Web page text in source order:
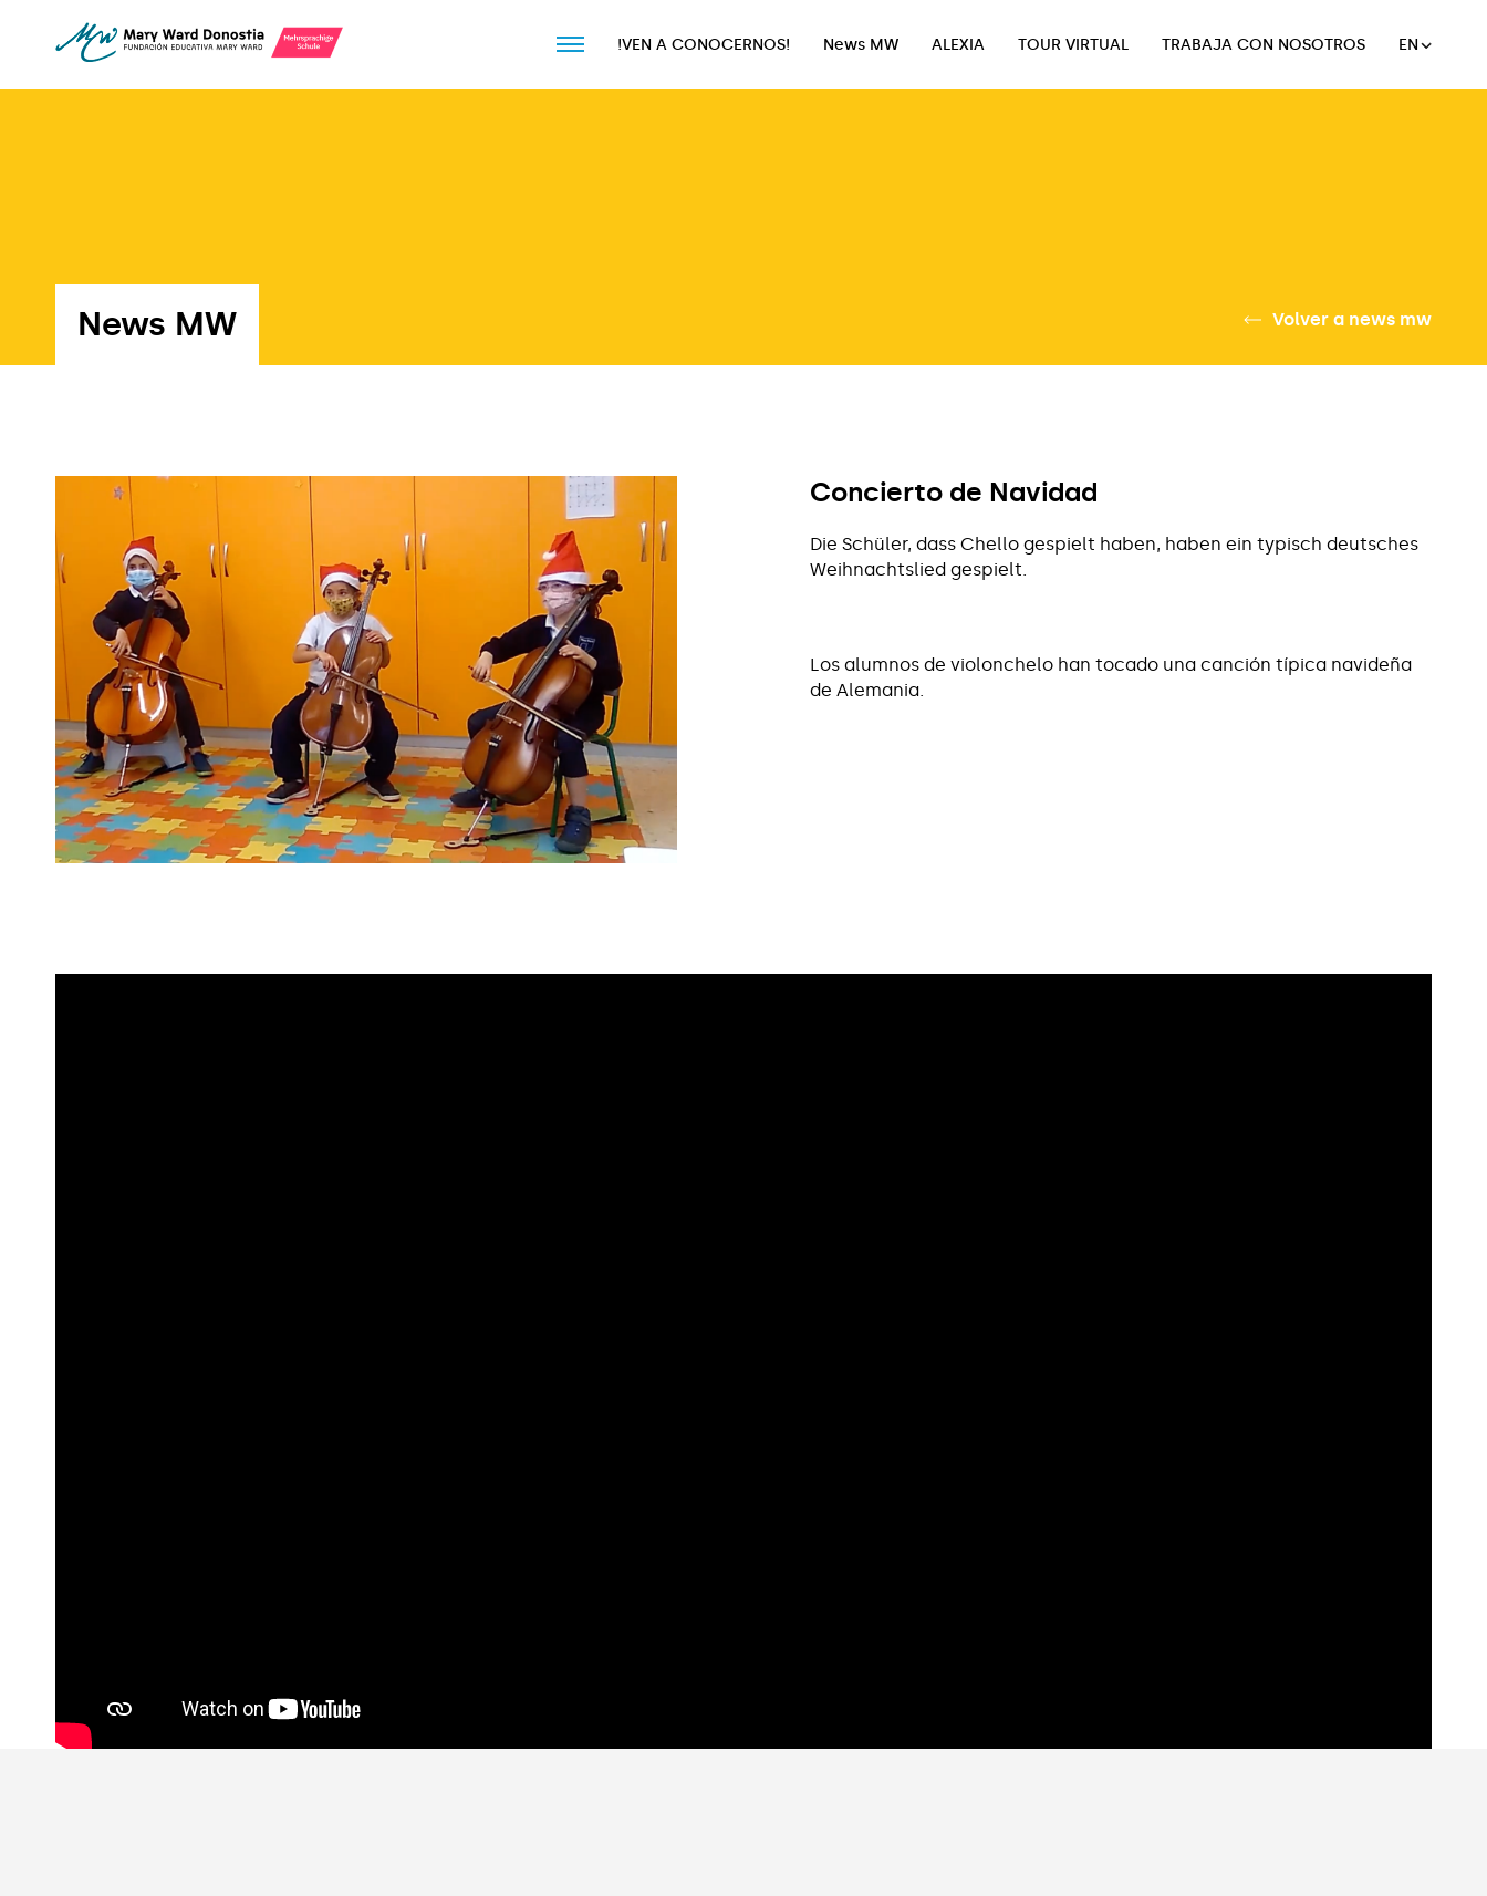
!VEN A CONOCERNOS!
News MW
ALEXIA
TOUR VIRTUAL
TRABAJA CON NOSOTROS
EN
Volver a news mw
News MW
Concierto de Navidad
Die Schüler, dass Chello gespielt haben, haben ein typisch deutsches
Weihnachtslied gespielt.
Los alumnos de violonchelo han tocado una canción típica navideña
de Alemania.